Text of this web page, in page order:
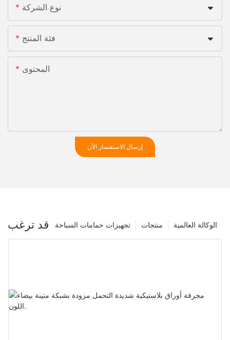
نوع الشركة
فئة المنتج
المحتوى
إرسال الاستفسار الآن
قد ترغب الوكالة العالمية منتجات تجهيزات حمامات السباحة